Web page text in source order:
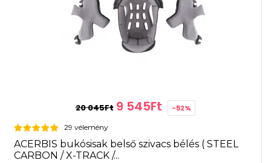
20 045Ft 9 545Ft -52%
29 vélemény
ACERBIS bukósisak belső szivacs bélés ( STEEL
CARBON / X-TRACK /...